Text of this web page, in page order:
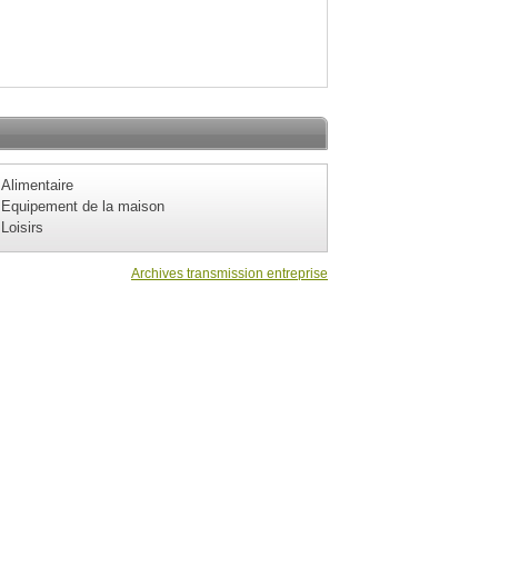
Alimentaire
Equipement de la maison
Loisirs
Archives transmission entreprise